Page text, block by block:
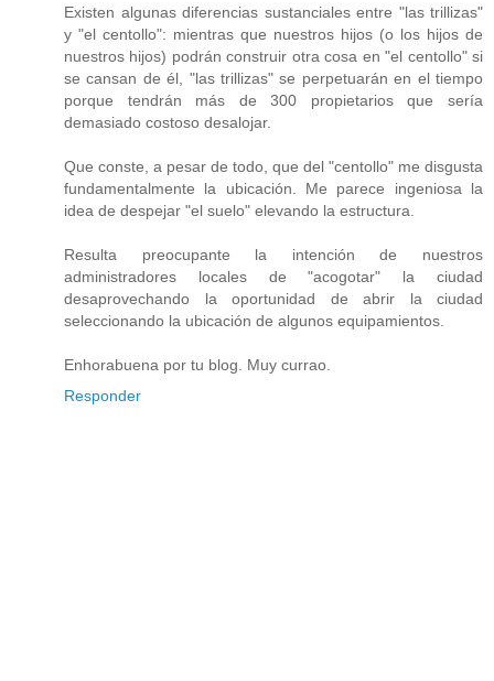
Existen algunas diferencias sustanciales entre "las trillizas"
y "el centollo": mientras que nuestros hijos (o los hijos de
nuestros hijos) podrán construir otra cosa en "el centollo" si
se cansan de él, "las trillizas" se perpetuarán en el tiempo
porque tendrán más de 300 propietarios que sería
demasiado costoso desalojar.
Que conste, a pesar de todo, que del "centollo" me disgusta
fundamentalmente la ubicación. Me parece ingeniosa la
idea de despejar "el suelo" elevando la estructura.
Resulta preocupante la intención de nuestros
administradores locales de "acogotar" la ciudad
desaprovechando la oportunidad de abrir la ciudad
seleccionando la ubicación de algunos equipamientos.
Enhorabuena por tu blog. Muy currao.
Responder